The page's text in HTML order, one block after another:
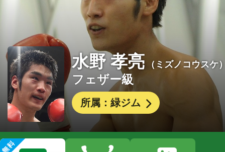
水野 孝亮 （ミズノコウスケ
フェザー級
所属：緑ジム